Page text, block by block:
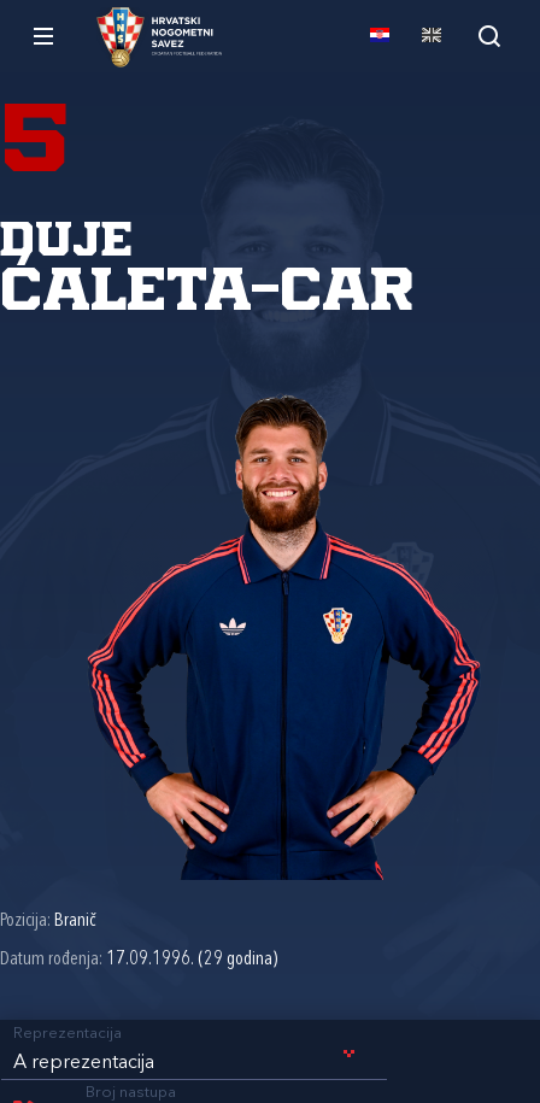
5
Duje
Ćaleta-Car
Pozicija: Branič
Datum rođenja: 17.09.1996. (29 godina)
Reprezentacija
A reprezentacija
Broj nastupa